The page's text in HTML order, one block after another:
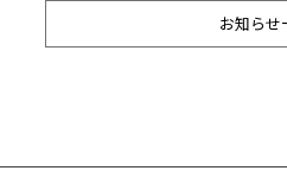
お知らせ